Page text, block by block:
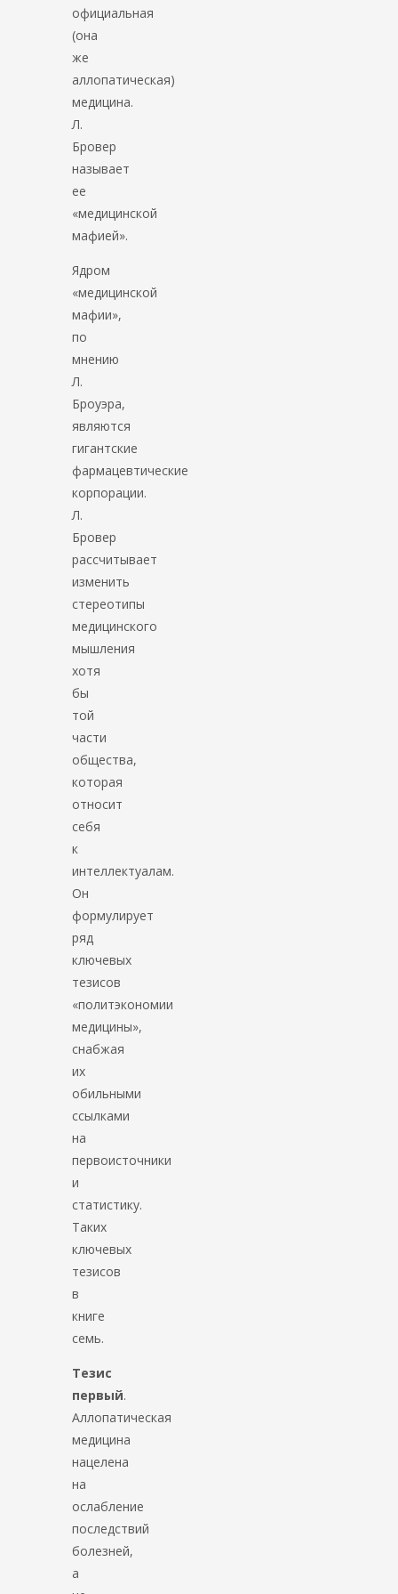
официальная
(она
же
аллопатическая)
медицина.
Л.
Бровер
называет
ее
«медицинской
мафией».
Ядром
«медицинской
мафии»,
по
мнению
Л.
Броуэра,
являются
гигантские
фармацевтические
корпорации.
Л.
Бровер
рассчитывает
изменить
стереотипы
медицинского
мышления
хотя
бы
той
части
общества,
которая
относит
себя
к
интеллектуалам.
Он
формулирует
ряд
ключевых
тезисов
«политэкономии
медицины»,
снабжая
их
обильными
ссылками
на
первоисточники
и
статистику.
Таких
ключевых
тезисов
в
книге
семь.
Тезис
первый.
Аллопатическая
медицина
нацелена
на
ослабление
последствий
болезней,
а